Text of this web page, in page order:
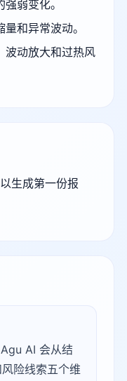
弱变化。
和异常波动。
波动放大和过热风
生成第一份报
AI 会从结
险线索五个维